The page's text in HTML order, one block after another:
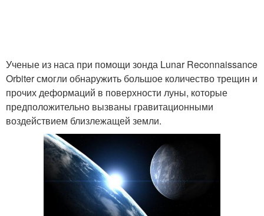
Ученые из наса при помощи зонда Lunar Reconnaissance
Orbiter смогли обнаружить большое количество трещин и
прочих деформаций в поверхности луны, которые
предположительно вызваны гравитационными
воздействием близлежащей земли.